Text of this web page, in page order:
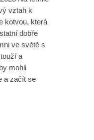
vztah k
kotvou, která
dobře
ve světě s
a
mohli
a začít se